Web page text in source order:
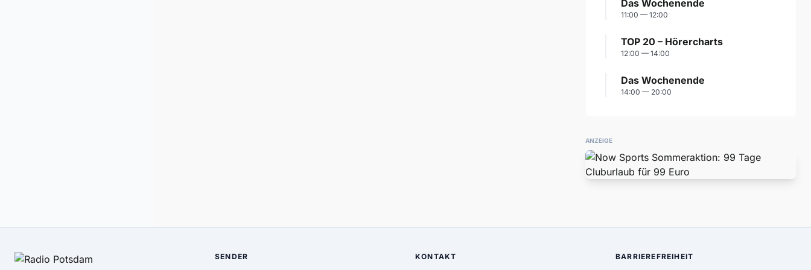
Das Wochenende
11:00 — 12:00
TOP 20 – Hörercharts
12:00 — 14:00
Das Wochenende
14:00 — 20:00
ANZEIGE
SENDER KONTAKT BARRIEREFREIHEIT